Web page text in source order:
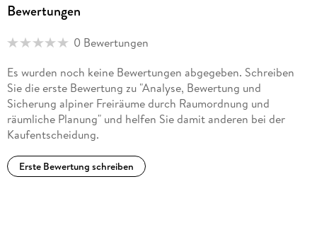
Bewertungen
0 Bewertungen
Es wurden noch keine Bewertungen abgegeben. Schreiben
Sie die erste Bewertung zu "Analyse, Bewertung und
Sicherung alpiner Freiräume durch Raumordnung und
räumliche Planung" und helfen Sie damit anderen bei der
Kaufentscheidung.
Erste Bewertung schreiben